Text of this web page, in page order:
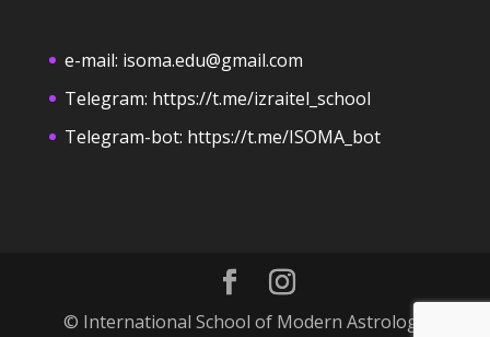
e-mail: isoma.edu@gmail.com
Telegram: https://t.me/izraitel_school
Telegram-bot: https://t.me/ISOMA_bot
© International School of Modern Astrology